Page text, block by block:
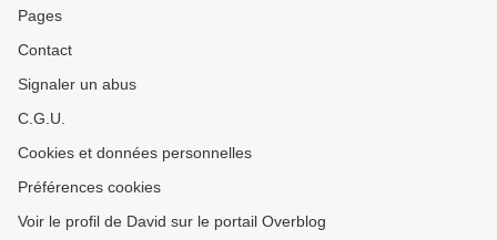
Pages
Contact
Signaler un abus
C.G.U.
Cookies et données personnelles
Préférences cookies
Voir le profil de David sur le portail Overblog